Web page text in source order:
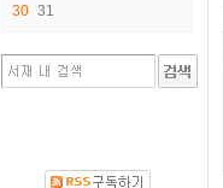
30 31